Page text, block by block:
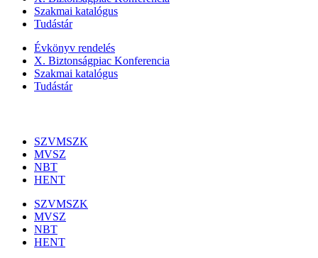
Szakmai katalógus
Tudástár
Évkönyv rendelés
X. Biztonságpiac Konferencia
Szakmai katalógus
Tudástár
SZVMSZK
MVSZ
NBT
HENT
SZVMSZK
MVSZ
NBT
HENT